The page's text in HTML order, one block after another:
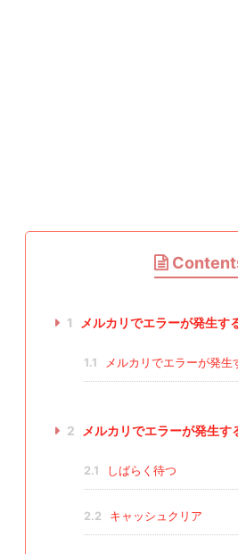
1 メルカリでエラーが発生す
1.1 メルカリでエラーが発生
2 メルカリでエラーが発生す
2.1 しばらく待つ
2.2 キャッシュクリア